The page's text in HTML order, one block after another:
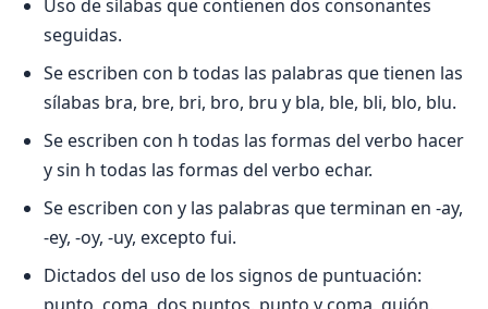
Uso de sílabas que contienen dos consonantes
seguidas.
Se escriben con b todas las palabras que tienen las
sílabas bra, bre, bri, bro, bru y bla, ble, bli, blo, blu.
Se escriben con h todas las formas del verbo hacer
y sin h todas las formas del verbo echar.
Se escriben con y las palabras que terminan en -ay,
-ey, -oy, -uy, excepto fui.
Dictados del uso de los signos de puntuación: